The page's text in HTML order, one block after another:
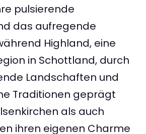
pulsierende
das aufregende
Highland, eine
in Schottland, durch
Landschaften und
Traditionen geprägt
als auch
ihren eigenen Charme